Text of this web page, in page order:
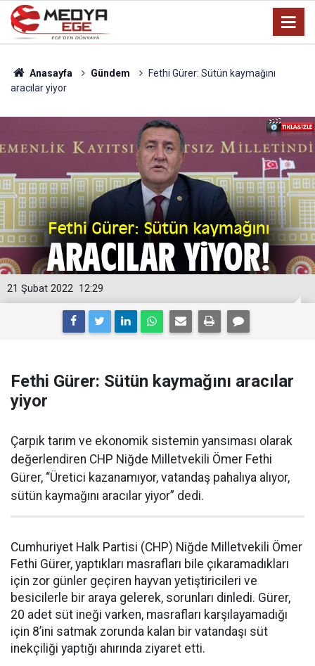
Anasayfa Gündem
Fethi Gürer: Sütün kaymağını
aracılar yiyor
12:29
21 Şubat 2022
Fethi Gürer: Sütün kaymağını aracılar
yiyor
Çarpık tarım ve ekonomik sistemin yansıması olarak
değerlendiren CHP Niğde Milletvekili Ömer Fethi
Gürer, “Üretici kazanamıyor, vatandaş pahalıya alıyor,
sütün kaymağını aracılar yiyor” dedi.
Cumhuriyet Halk Partisi (CHP) Niğde Milletvekili Ömer
Fethi Gürer, yaptıkları masrafları bile çıkaramadıkları
için zor günler geçiren hayvan yetiştiricileri ve
besicilerle bir araya gelerek, sorunları dinledi. Gürer,
20 adet süt ineği varken, masrafları karşılayamadığı
için 8’ini satmak zorunda kalan bir vatandaşı süt
inekçiliği yaptığı ahırında ziyaret etti.